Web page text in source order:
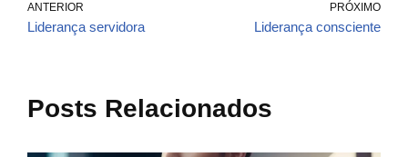
ANTERIOR
Liderança servidora
PRÓXIMO
Liderança consciente
Posts Relacionados